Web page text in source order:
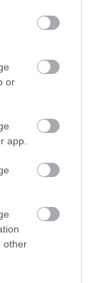
or
app.
other